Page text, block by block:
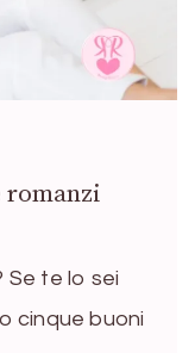
romanzi
Se te lo sei
cinque buoni